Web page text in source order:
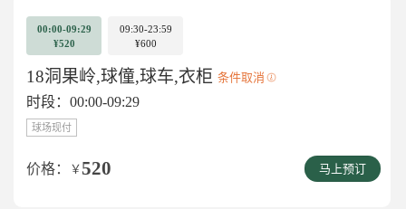
00:00-09:29
¥520
09:30-23:59
¥600
18洞果岭,球僮,球车,衣柜 条件取消
时段：00:00-09:29
球场现付
价格： ￥ 520 马上预订